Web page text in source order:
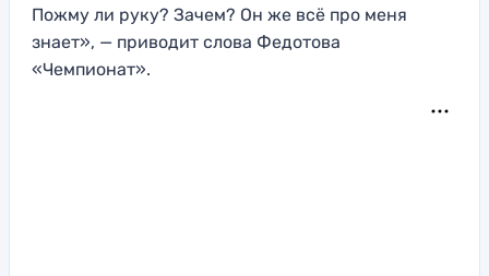
Пожму ли руку? Зачем? Он же всё про меня
знает», — приводит слова Федотова
«Чемпионат».